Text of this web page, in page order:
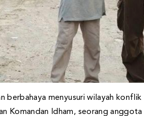
berbahaya menyusuri wilayah
Komandan Idham, seorang